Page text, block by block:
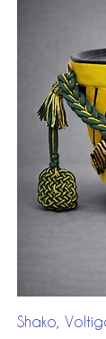
Shako,